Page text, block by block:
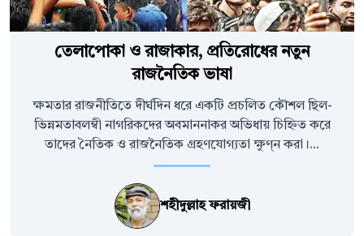
তেলাপোকা ও রাজাকার, প্রতিরোধের নতুন
রাজনৈতিক ভাষা
ক্ষমতার রাজনীতিতে দীর্ঘদিন ধরে একটি প্রচলিত কৌশল ছিল-
ভিন্নমতাবলম্বী নাগরিকদের অবমাননাকর অভিধায় চিহ্নিত করে
তাদের নৈতিক ও রাজনৈতিক গ্রহণযোগ্যতা ক্ষুণ্ন করা।...
শহীদুল্লাহ ফরায়জী